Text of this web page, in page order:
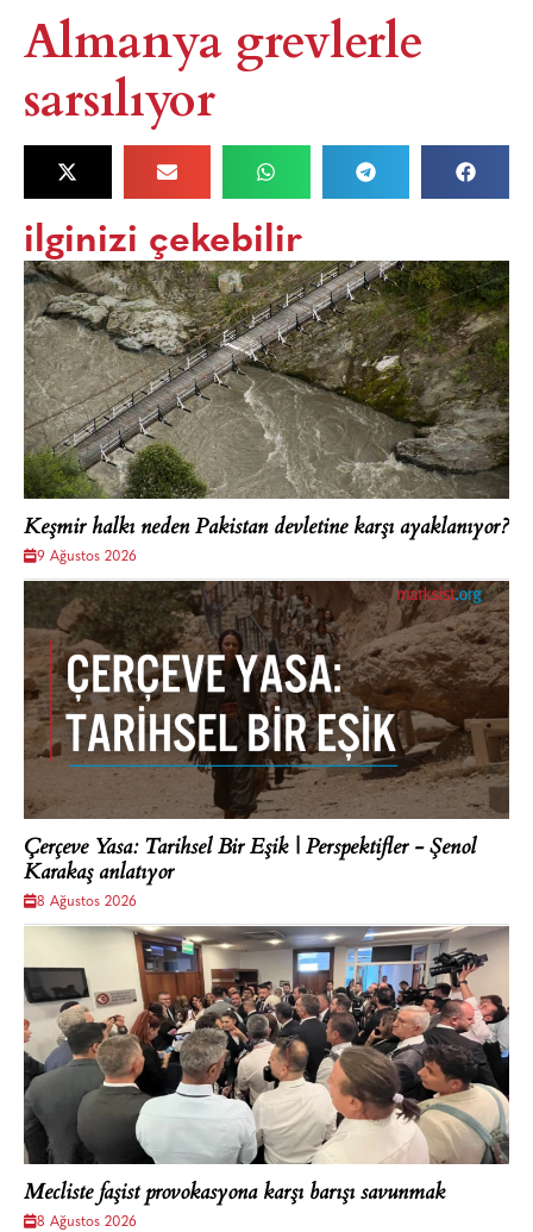
Almanya grevlerle
sarsılıyor
ilginizi çekebilir
Keşmir halkı neden Pakistan devletine karşı ayaklanıyor?
9 Ağustos 2026
Çerçeve Yasa: Tarihsel Bir Eşik | Perspektifler - Şenol
Karakaş anlatıyor
8 Ağustos 2026
Mecliste faşist provokasyona karşı barışı savunmak
8 Ağustos 2026